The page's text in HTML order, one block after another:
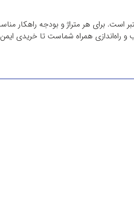
برای هر متراژ و بودجه راهکار
همراه شماست تا خریدی